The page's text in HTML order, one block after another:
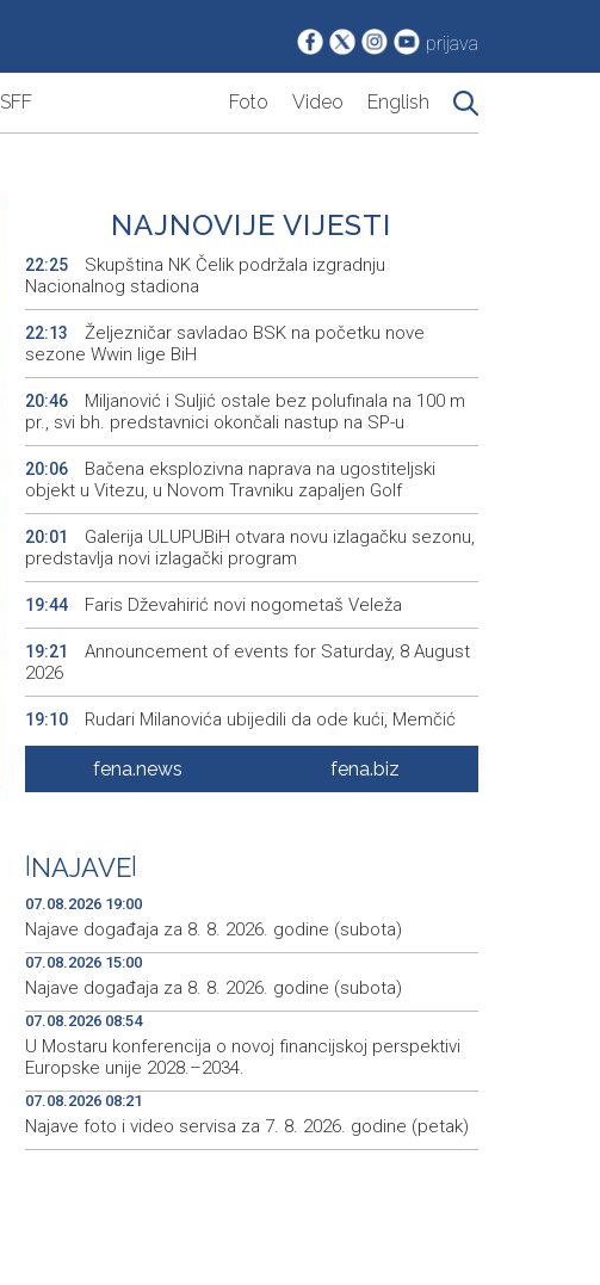
prijava
SFF Foto Video English
NAJNOVIJE VIJESTI
22:25
Skupština NK Čelik podržala izgradnju
Nacionalnog stadiona
22:13
Željezničar savladao BSK na početku nove
sezone Wwin lige BiH
20:46
Miljanović i Suljić ostale bez polufinala na 100 m
pr., svi bh. predstavnici okončali nastup na SP-u
20:06
Bačena eksplozivna naprava na ugostiteljski
objekt u Vitezu, u Novom Travniku zapaljen Golf
20:01
Galerija ULUPUBiH otvara novu izlagačku sezonu,
predstavlja novi izlagački program
19:44 Faris Dževahirić novi nogometaš Veleža
19:21
Announcement of events for Saturday, 8 August
2026
19:10
Rudari Milanovića ubijedili da ode kući, Memčić
se već ponovo vratio u jamu 'Raspotočje'
Sarajevo Film Festival presents Kinoscope and
19:00 Najave događaja za 8. 8. 2026. godine (subota)
fena.news fena.biz
NAJAVE|
07.08.2026 19:00
Najave događaja za 8. 8. 2026. godine (subota)
07.08.2026 15:00
Najave događaja za 8. 8. 2026. godine (subota)
07.08.2026 08:54
U Mostaru konferencija o novoj financijskoj perspektivi
Europske unije 2028.–2034.
07.08.2026 08:21
Najave foto i video servisa za 7. 8. 2026. godine (petak)